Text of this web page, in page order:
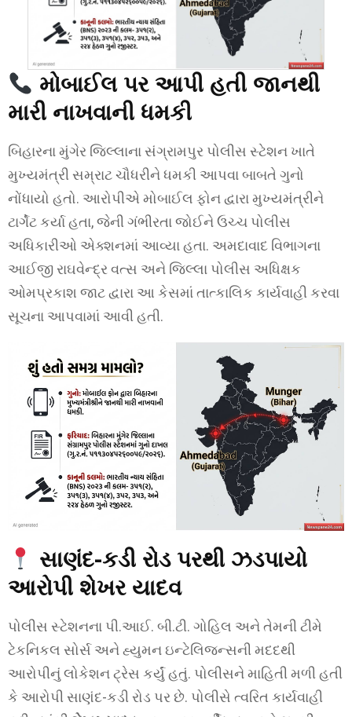
મોબાઈલ પર આપી હતી જાનથી
મારી નાખવાની ધમકી
બિહારના મુંગેર જિલ્લાના સંગ્રામપુર પોલીસ સ્ટેશન ખાતે
મુખ્યમંત્રી સમ્રાટ ચૌધરીને ધમકી આપવા બાબતે ગુનો
નોંધાયો હતો. આરોપીએ મોબાઈલ ફોન દ્વારા મુખ્યમંત્રીને
ટાર્ગેટ કર્યા હતા, જેની ગંભીરતા જોઈને ઉચ્ચ પોલીસ
અધિકારીઓ એક્શનમાં આવ્યા હતા. અમદાવાદ વિભાગના
આઈજી રાઘવેન્દ્ર વત્સ અને જિલ્લા પોલીસ અધિક્ષક
ઓમપ્રકાશ જાટ દ્વારા આ કેસમાં તાત્કાલિક કાર્યવાહી કરવા
સૂચના આપવામાં આવી હતી.
સાણંદ-કડી રોડ પરથી ઝડપાયો
આરોપી શેખર યાદવ
પોલીસ સ્ટેશનના પી.આઈ. બી.ટી. ગોહિલ અને તેમની ટીમે
ટેકનિકલ સોર્સ અને હ્યુમન ઇન્ટેલિજન્સની મદદથી
આરોપીનું લોકેશન ટ્રેસ કર્યું હતું. પોલીસને માહિતી મળી હતી
કે આરોપી સાણંદ-કડી રોડ પર છે. પોલીસે ત્વરિત કાર્યવાહી